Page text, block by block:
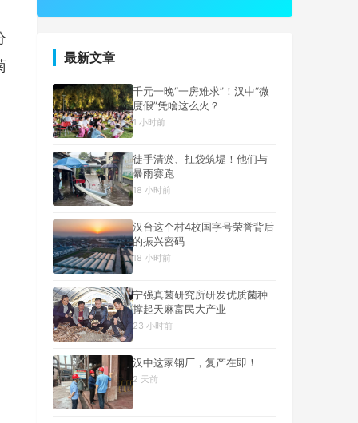
最新文章
千元一晚“一房难求”！汉中“微
度假”凭啥这么火？
1 小时前
徒手清淤、扛袋筑堤！他们与
暴雨赛跑
18 小时前
汉台这个村4枚国字号荣誉背后
的振兴密码
18 小时前
宁强真菌研究所研发优质菌种
撑起天麻富民大产业
23 小时前
汉中这家钢厂，复产在即！
2 天前